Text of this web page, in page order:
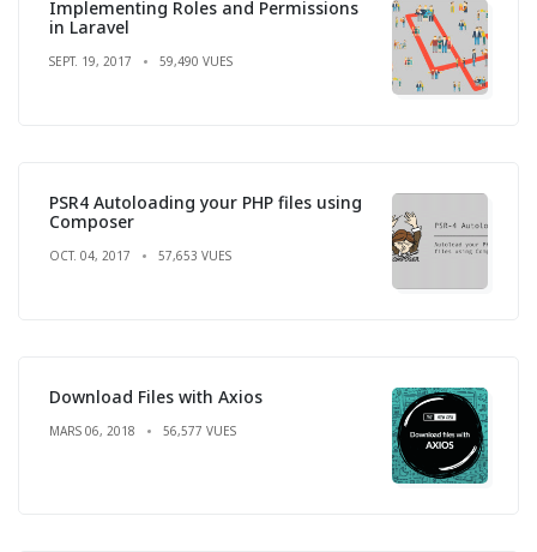
Implementing Roles and Permissions
in Laravel
SEPT. 19, 2017 59,490 VUES
PSR4 Autoloading your PHP files using
Composer
OCT. 04, 2017 57,653 VUES
Download Files with Axios
MARS 06, 2018 56,577 VUES